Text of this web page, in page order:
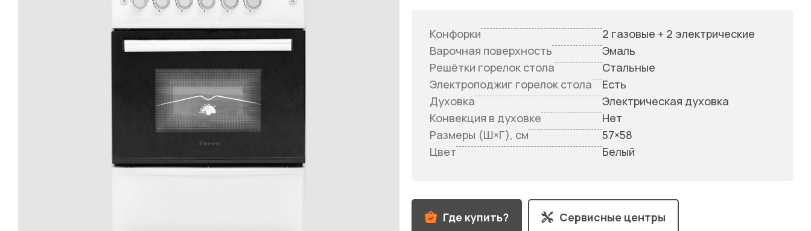
Конфорки
2 газовые + 2 электрические
Варочная поверхность
Эмаль
Решётки горелок стола
Стальные
Электроподжиг горелок стола
Есть
Духовка
Электрическая духовка
Конвекция в духовке
Нет
Размеры (Ш×Г), см
57×58
Цвет
Белый
Где купить? Сервисные центры